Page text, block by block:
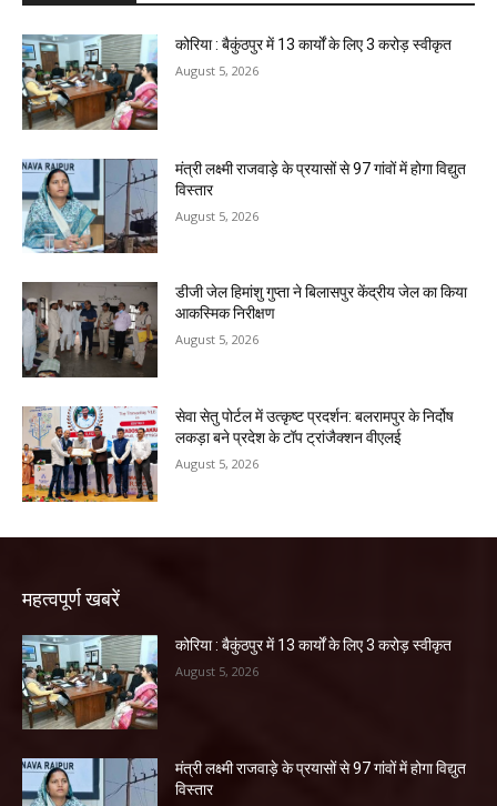
कोरिया : बैकुंठपुर में 13 कार्यों के लिए 3 करोड़ स्वीकृत
August 5, 2026
मंत्री लक्ष्मी राजवाड़े के प्रयासों से 97 गांवों में होगा विद्युत
विस्तार
August 5, 2026
डीजी जेल हिमांशु गुप्ता ने बिलासपुर केंद्रीय जेल का किया
आकस्मिक निरीक्षण
August 5, 2026
सेवा सेतु पोर्टल में उत्कृष्ट प्रदर्शन: बलरामपुर के निर्दोष
लकड़ा बने प्रदेश के टॉप ट्रांजैक्शन वीएलई
August 5, 2026
महत्वपूर्ण खबरें
कोरिया : बैकुंठपुर में 13 कार्यों के लिए 3 करोड़ स्वीकृत
August 5, 2026
मंत्री लक्ष्मी राजवाड़े के प्रयासों से 97 गांवों में होगा विद्युत
विस्तार